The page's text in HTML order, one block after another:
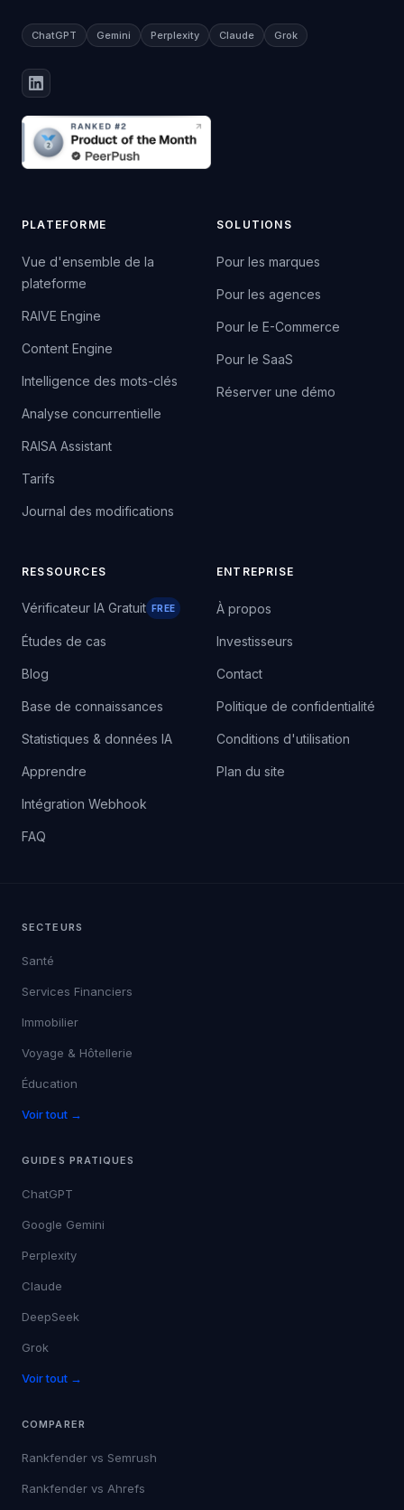
ChatGPT Gemini Perplexity Claude Grok
PLATEFORME
Vue d'ensemble de la
plateforme
RAIVE Engine
Content Engine
Intelligence des mots-clés
Analyse concurrentielle
RAISA Assistant
Tarifs
Journal des modifications
SOLUTIONS
Pour les marques
Pour les agences
Pour le E-Commerce
Pour le SaaS
Réserver une démo
RESSOURCES
Vérificateur IA Gratuit FREE
Études de cas
Blog
Base de connaissances
Statistiques & données IA
Apprendre
Intégration Webhook
FAQ
ENTREPRISE
À propos
Investisseurs
Contact
Politique de confidentialité
Conditions d'utilisation
Plan du site
SECTEURS
Santé
Services Financiers
Immobilier
Voyage & Hôtellerie
Éducation
Voir tout →
GUIDES PRATIQUES
ChatGPT
Google Gemini
Perplexity
Claude
DeepSeek
Grok
Voir tout →
COMPARER
Rankfender vs Semrush
Rankfender vs Ahrefs